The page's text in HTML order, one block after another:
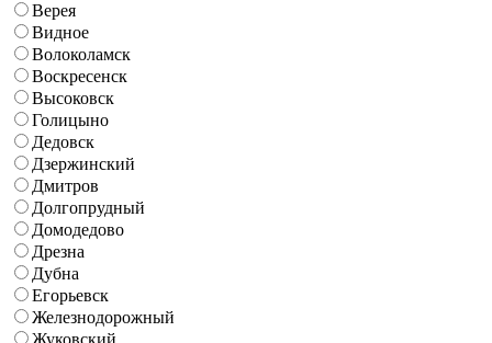
Верея
Видное
Волоколамск
Воскресенск
Высоковск
Голицыно
Дедовск
Дзержинский
Дмитров
Долгопрудный
Домодедово
Дрезна
Дубна
Егорьевск
Железнодорожный